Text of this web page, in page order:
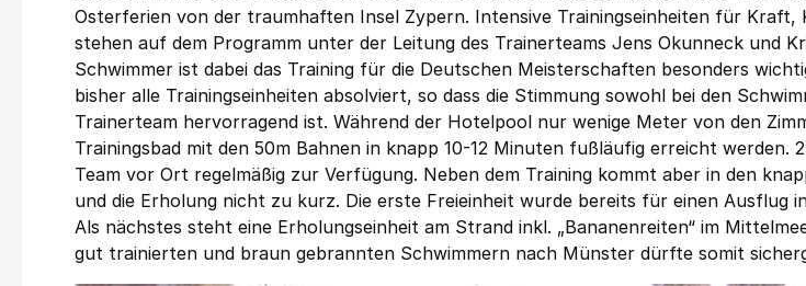
Osterferien von der traumhaften Insel Zypern. Intensive Trainingseinheiten für Kraft,
stehen auf dem Programm unter der Leitung des Trainerteams Jens Okunneck und
Schwimmer ist dabei das Training für die Deutschen Meisterschaften besonders
bisher alle Trainingseinheiten absolviert, so dass die Stimmung sowohl bei den
Trainerteam hervorragend ist. Während der Hotelpool nur wenige Meter von den
Trainingsbad mit den 50m Bahnen in knapp 10-12 Minuten fußläufig erreicht werden.
Team vor Ort regelmäßig zur Verfügung. Neben dem Training kommt aber in den
und die Erholung nicht zu kurz. Die erste Freieinheit wurde bereits für einen Ausflug
Als nächstes steht eine Erholungseinheit am Strand inkl. „Bananenreiten“ im
gut trainierten und braun gebrannten Schwimmern nach Münster dürfte somit